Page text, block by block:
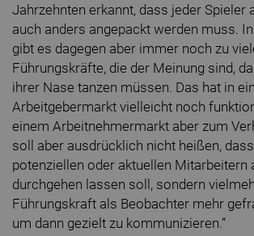
Jahrzehnten erkannt, dass jeder Spieler
auch anders angepackt werden muss.
gibt es dagegen aber immer noch zu
Führungskräfte, die der Meinung sind,
ihrer Nase tanzen müssen. Das hat in
Arbeitgebermarkt vielleicht noch
einem Arbeitnehmermarkt aber zum
soll aber ausdrücklich nicht heißen,
potenziellen oder aktuellen Mitarbeitern
durchgehen lassen soll, sondern
Führungskraft als Beobachter mehr
um dann gezielt zu kommunizieren.“